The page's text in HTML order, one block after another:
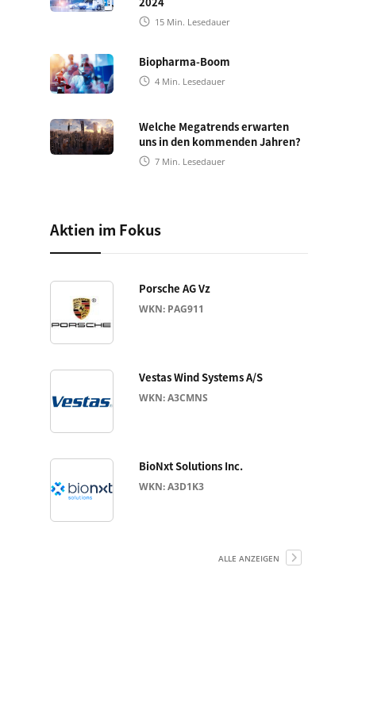
15 Min. Lesedauer
Biopharma-Boom
4 Min. Lesedauer
Welche Megatrends erwarten
uns in den kommenden Jahren?
7 Min. Lesedauer
Aktien im Fokus
Porsche AG Vz
WKN: PAG911
Vestas Wind Systems A/S
WKN: A3CMNS
BioNxt Solutions Inc.
WKN: A3D1K3
ALLE ANZEIGEN